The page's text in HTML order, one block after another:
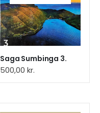
Saga Sumbinga 3.
500,00 kr.